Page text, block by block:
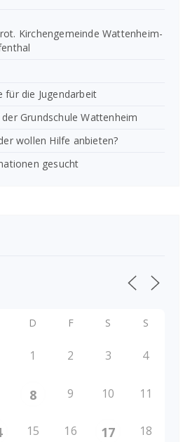
Kirchengemeinde Wattenheim-
für die Jugendarbeit
Grundschule Wattenheim
wollen Hilfe anbieten?
gesucht
D F S S
1 2 3 4
8 9 10 11
15 16 17 18